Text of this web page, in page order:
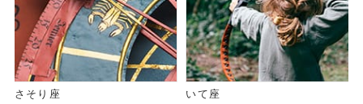
さそり座 いて座